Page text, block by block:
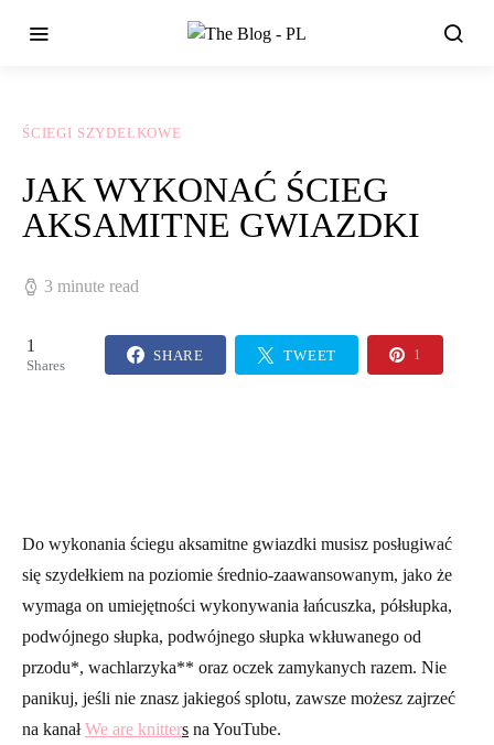
ŚCIEGI SZYDEŁKOWE
JAK WYKONAĆ ŚCIEG
AKSAMITNE GWIAZDKI
3 minute read
1
Shares
SHARE TWEET 1
Do wykonania ściegu aksamitne gwiazdki musisz posługiwać
się szydełkiem na poziomie średnio-zaawansowanym, jako że
wymaga on umiejętności wykonywania łańcuszka, półsłupka,
podwójnego słupka, podwójnego słupka wkłuwanego od
przodu*, wachlarzyka** oraz oczek zamykanych razem. Nie
panikuj, jeśli nie znasz jakiegoś splotu, zawsze możesz zajrzeć
na kanałWe are knitters na YouTube.